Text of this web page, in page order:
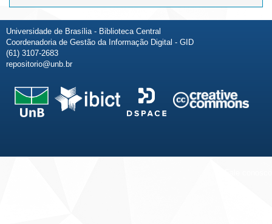
Universidade de Brasília - Biblioteca Central
Coordenadoria de Gestão da Informação Digital - GID
(61) 3107-2683
repositorio@unb.br